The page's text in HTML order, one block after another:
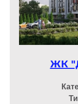
ЖК